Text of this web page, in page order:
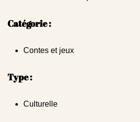
Catégorie :
Contes et jeux
Type :
Culturelle